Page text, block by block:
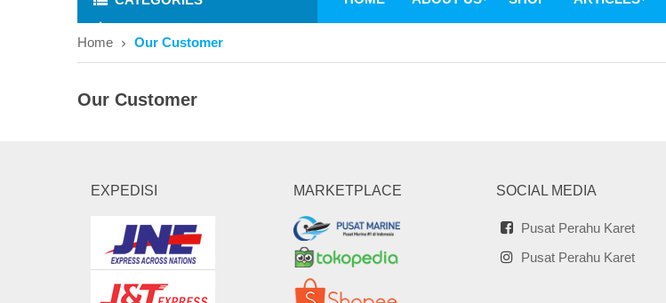
Home Our Customer
Our Customer
EXPEDISI MARKETPLACE SOCIAL MEDIA
Pusat Perahu Karet
Pusat Perahu Karet